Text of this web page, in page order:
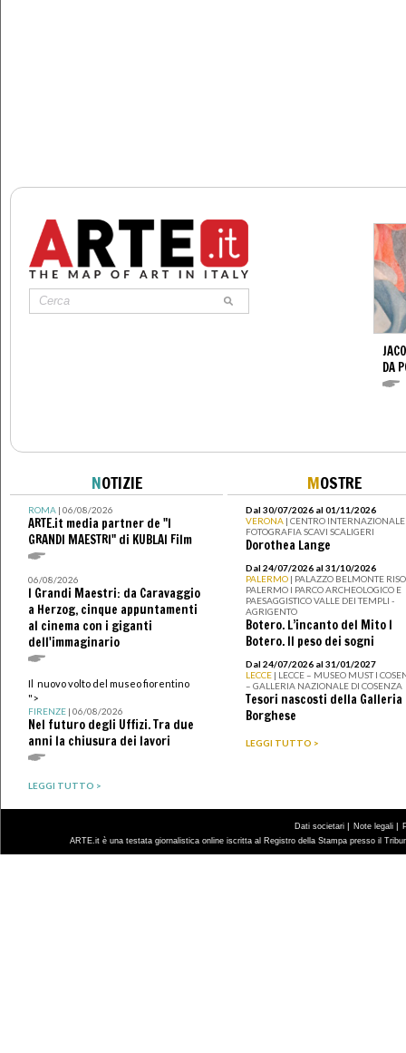
DA
NOTIZIE
ROMA | 06/08/2026
ARTE.it media partner de "I
GRANDI MAESTRI" di KUBLAI Film
06/08/2026
I Grandi Maestri: da Caravaggio
a Herzog, cinque appuntamenti
al cinema con i giganti
dell'immaginario
Il nuovo volto del museo fiorentino
">
FIRENZE | 06/08/2026
Nel futuro degli Uffizi. Tra due
anni la chiusura dei lavori
LEGGI TUTTO >
MOSTRE
Dal 30/07/2026 al 01/11/2026
VERONA | CENTRO
FOTOGRAFIA SCAVI SCALIGERI
Dorothea Lange
Dal 24/07/2026 al 31/10/2026
PALERMO | PALAZZO BELMONTE
PALERMO I PARCO ARCHEOLOGICO E
PAESAGGISTICO VALLE DEI TEMPLI -
AGRIGENTO
Botero. L’incanto del Mito I
Botero. Il peso dei sogni
Dal 24/07/2026 al 31/01/2027
LECCE | LECCE – MUSEO MUST I
– GALLERIA NAZIONALE DI COSENZA
Tesori nascosti della Galleria
Borghese
LEGGI TUTTO >
Dati societari | Note legali |
ARTE.it è una testata giornalistica online iscritta al Registro della Stampa presso il